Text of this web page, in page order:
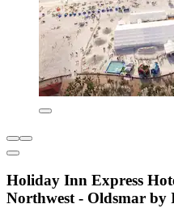
Holiday Inn Express
Northwest - Oldsmar by